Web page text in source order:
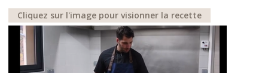
Cliquez sur l'image pour visionner la recette